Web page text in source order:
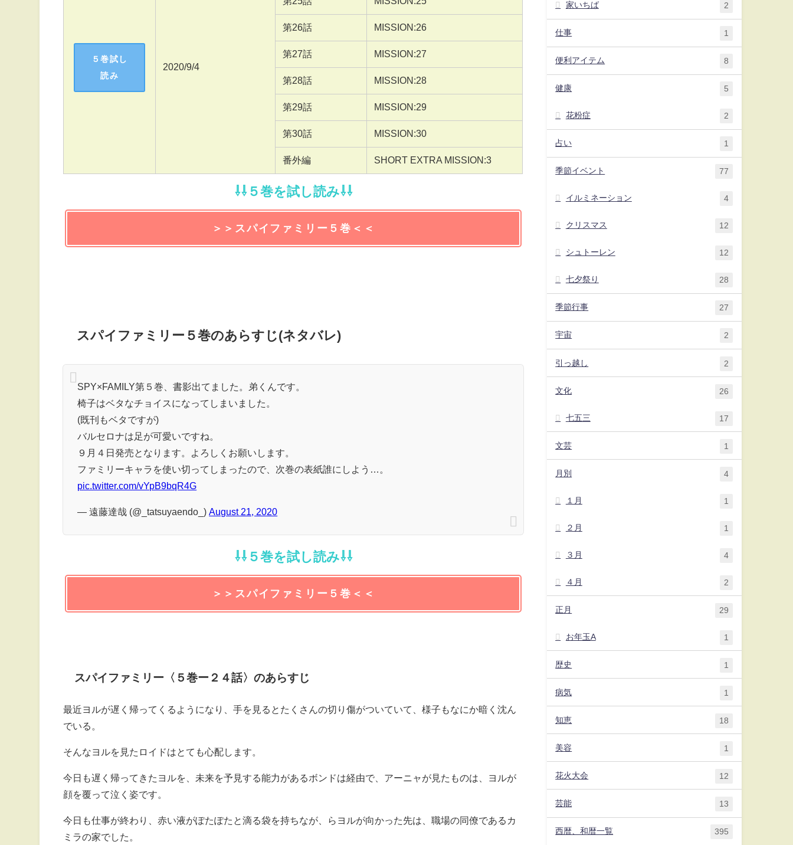
５巻試し
読み
2020/9/4
第26話 MISSION:26
第27話 MISSION:27
第28話 MISSION:28
第29話 MISSION:29
第30話 MISSION:30
番外編 SHORT EXTRA MISSION:3
⇩⇩５巻を試し読み⇩⇩
＞＞スパイファミリー５巻＜＜
スパイファミリー５巻のあらすじ(ネタバレ)
SPY×FAMILY第５巻、書影出てました。弟くんです。
椅子はベタなチョイスになってしまいました。
(既刊もベタですが)
バルセロナは足が可愛いですね。
９月４日発売となります。よろしくお願いします。
ファミリーキャラを使い切ってしまったので、次巻の表紙誰にしよう…。
pic.twitter.com/vYpB9bqR4G
— 遠藤達哉 (@_tatsuyaendo_)August 21, 2020
⇩⇩５巻を試し読み⇩⇩
＞＞スパイファミリー５巻＜＜
スパイファミリー〈５巻ー２４話〉のあらすじ
最近ヨルが遅く帰ってくるようになり、手を見るとたくさんの切り傷がついていて、様子もなにか暗く沈ん
でいる。
そんなヨルを見たロイドはとても心配します。
今日も遅く帰ってきたヨルを、未来を予見する能力があるボンドは経由で、アーニャが見たものは、ヨルが
顔を覆って泣く姿です。
今日も仕事が終わり、赤い液がぽたぽたと滴る袋を持ちなが、らヨルが向かった先は、職場の同僚であるカ
ミラの家でした。
家いちば 2
仕事 1
便利アイテム 8
健康 5
花粉症 2
占い 1
季節イベント 77
イルミネーション 4
クリスマス 12
シュトーレン 12
七夕祭り 28
季節行事 27
宇宙 2
引っ越し 2
文化 26
七五三 17
文芸 1
月別 4
１月 1
２月 1
３月 4
４月 2
正月 29
お年玉A 1
歴史 1
病気 1
知恵 18
美容 1
花火大会 12
芸能 13
西暦、和暦一覧 395